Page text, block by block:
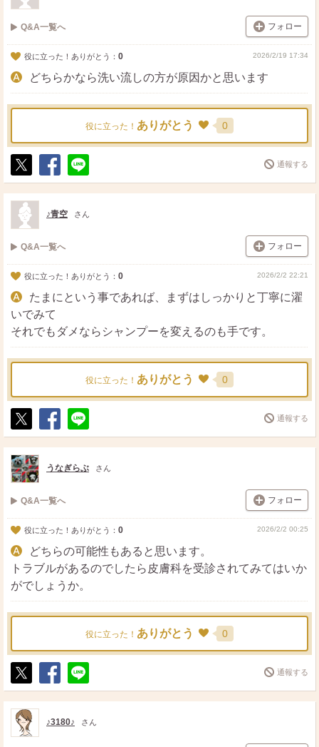
Q&A一覧へ フォロー
役に立った！ありがとう： 0 2026/2/19 17:34
どちらかなら洗い流しの方が原因かと思います
役に立った！ ありがとう 0
ポ
ス
ト
シ
ェ
送
る
通報する
♪青空 さん
Q&A一覧へ フォロー
役に立った！ありがとう： 0 2026/2/2 22:21
たまにという事であれば、まずはしっかりと丁寧に濯
いでみて
それでもダメならシャンプーを変えるのも手です。
役に立った！ ありがとう 0
ポ
ス
ト
シ
ェ
送
る
通報する
うなぎらぶ さん
Q&A一覧へ フォロー
役に立った！ありがとう： 0 2026/2/2 00:25
どちらの可能性もあると思います。
トラブルがあるのでしたら皮膚科を受診されてみてはいか
がでしょうか。
役に立った！ ありがとう 0
ポ
ス
ト
シ
ェ
送
る
通報する
♪3180♪ さん